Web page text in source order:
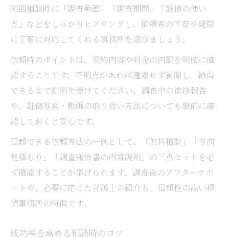
初回相談時に「調査範囲」「調査期間」「証拠の使い
方」などをしっかりヒアリングし、依頼者の不安や疑問
に丁寧に対応してくれる事務所を選びましょう。
依頼時のポイントは、契約内容や料金の内訳を明確に確
認することです。不明点があれば遠慮せず質問し、納得
できるまで説明を受けてください。調査中の進捗報告
や、証拠写真・動画の取り扱い方法についても事前に確
認しておくと安心です。
信頼できる依頼方法の一例として、「無料相談」「事前
見積もり」「調査報告書の内容説明」の三点セットを必
ず確認することが挙げられます。調査後のアフターサポ
ートや、必要に応じた弁護士の紹介も、信頼性の高い探
偵事務所の特徴です。
成功率を高める相談時のコツ